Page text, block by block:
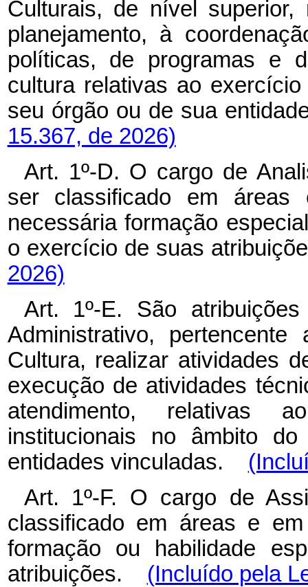
Culturais, de nível superior,
planejamento, à
políticas, de programas e
cultura relativas ao
seu órgão ou de sua
15.367, de 2026)
Art. 1º-D. O cargo de
ser classificado em áreas
necessária formação
o exercício de suas
2026)
Art. 1º-E. São
Administrativo,
Cultura, realizar atividades
execução de atividades
atendimento, relativas
institucionais no âmbito
entidades vinculadas.
Art. 1º-F. O cargo de
classificado em áreas e
formação ou habilidade
atribuições. (Incluído pela